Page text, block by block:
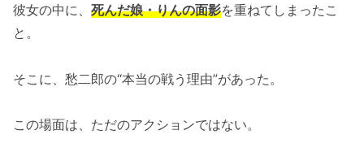
彼女の中に、 死んだ娘・りんの面影を重ねてしまったこ
と。
そこに、愁二郎の“本当の戦う理由”があった。
この場面は、ただのアクションではない。